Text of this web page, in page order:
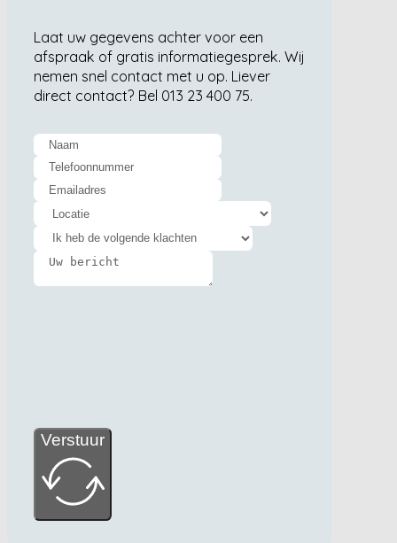
Laat uw gegevens achter voor een
afspraak of gratis informatiegesprek. Wij
nemen snel contact met u op. Liever
direct contact? Bel 013 23 400 75.
Verstuur